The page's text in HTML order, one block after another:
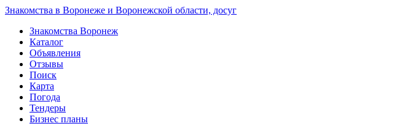
Знакомства в Воронеже и Воронежской области, досуг
Знакомства Воронеж
Каталог
Объявления
Отзывы
Поиск
Карта
Погода
Тендеры
Бизнес планы